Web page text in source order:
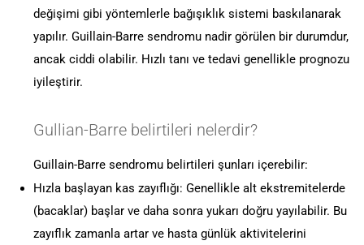
değişimi gibi yöntemlerle bağışıklık sistemi baskılanarak
yapılır. Guillain-Barre sendromu nadir görülen bir durumdur,
ancak ciddi olabilir. Hızlı tanı ve tedavi genellikle prognozu
iyileştirir.
Gullian-Barre belirtileri nelerdir?
Guillain-Barre sendromu belirtileri şunları içerebilir:
Hızla başlayan kas zayıflığı: Genellikle alt ekstremitelerde
(bacaklar) başlar ve daha sonra yukarı doğru yayılabilir. Bu
zayıflık zamanla artar ve hasta günlük aktivitelerini